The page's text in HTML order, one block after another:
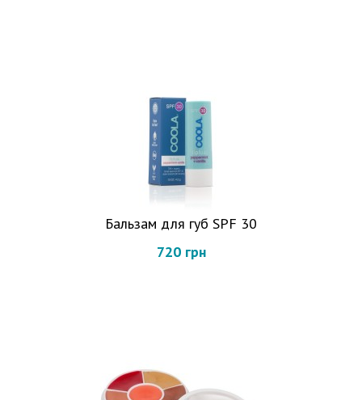
Бальзам для губ SPF 30
720 грн